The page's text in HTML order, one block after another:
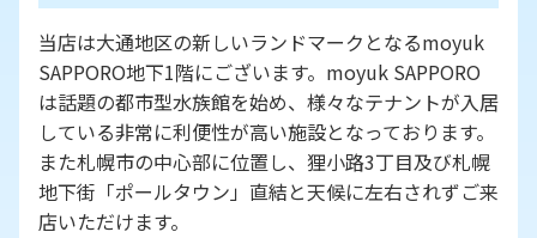
当店は大通地区の新しいランドマークとなるmoyuk
SAPPORO地下1階にございます。moyuk SAPPORO
は話題の都市型水族館を始め、様々なテナントが入居
している非常に利便性が高い施設となっております。
また札幌市の中心部に位置し、狸小路3丁目及び札幌
地下街「ポールタウン」直結と天候に左右されずご来
店いただけます。